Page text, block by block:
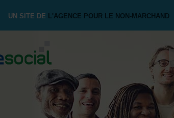
UN SITE DE L'AGENCE POUR LE NON-MARCHAND